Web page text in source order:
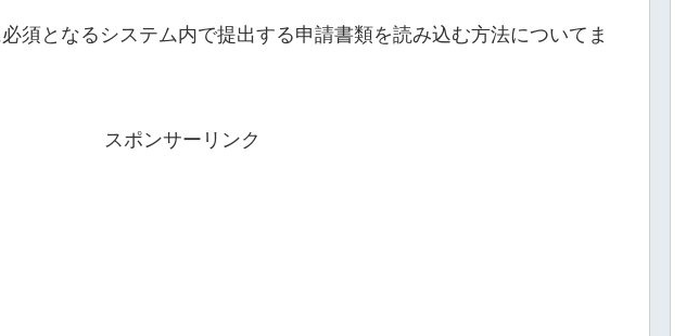
須となるシステム内で提出する申請書類を読み込む方法についてま
スポンサーリンク